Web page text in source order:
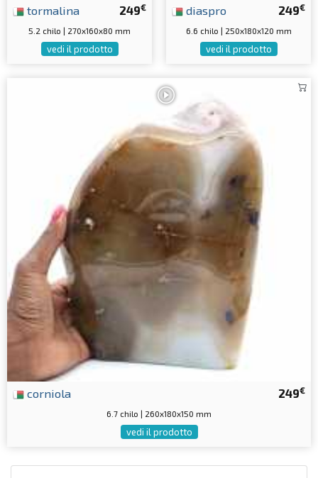
249€
tormalina
5.2 chilo | 270x160x80 mm
vedi il prodotto
249€
diaspro
6.6 chilo | 250x180x120 mm
vedi il prodotto
249€
corniola
6.7 chilo | 260x180x150 mm
vedi il prodotto